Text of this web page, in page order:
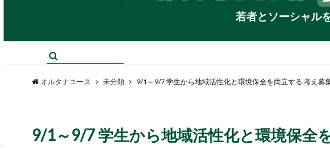
若者とソーシャル
オルタナユース 未分類 9/1～9/7 学生から地域活性化と環境保全を両立する 考え募
9/1～9/7 学生から地域活性化と環境保全